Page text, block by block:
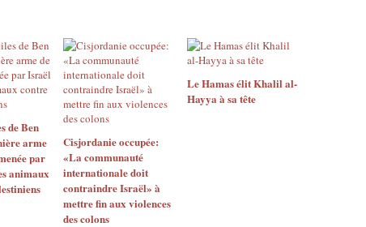
de Ben
arme
par
animaux
Cisjordanie occupée:
«La communauté
internationale doit
contraindre Israël» à
mettre fin aux violences
des colons
Le Hamas élit Khalil al-
Hayya à sa tête